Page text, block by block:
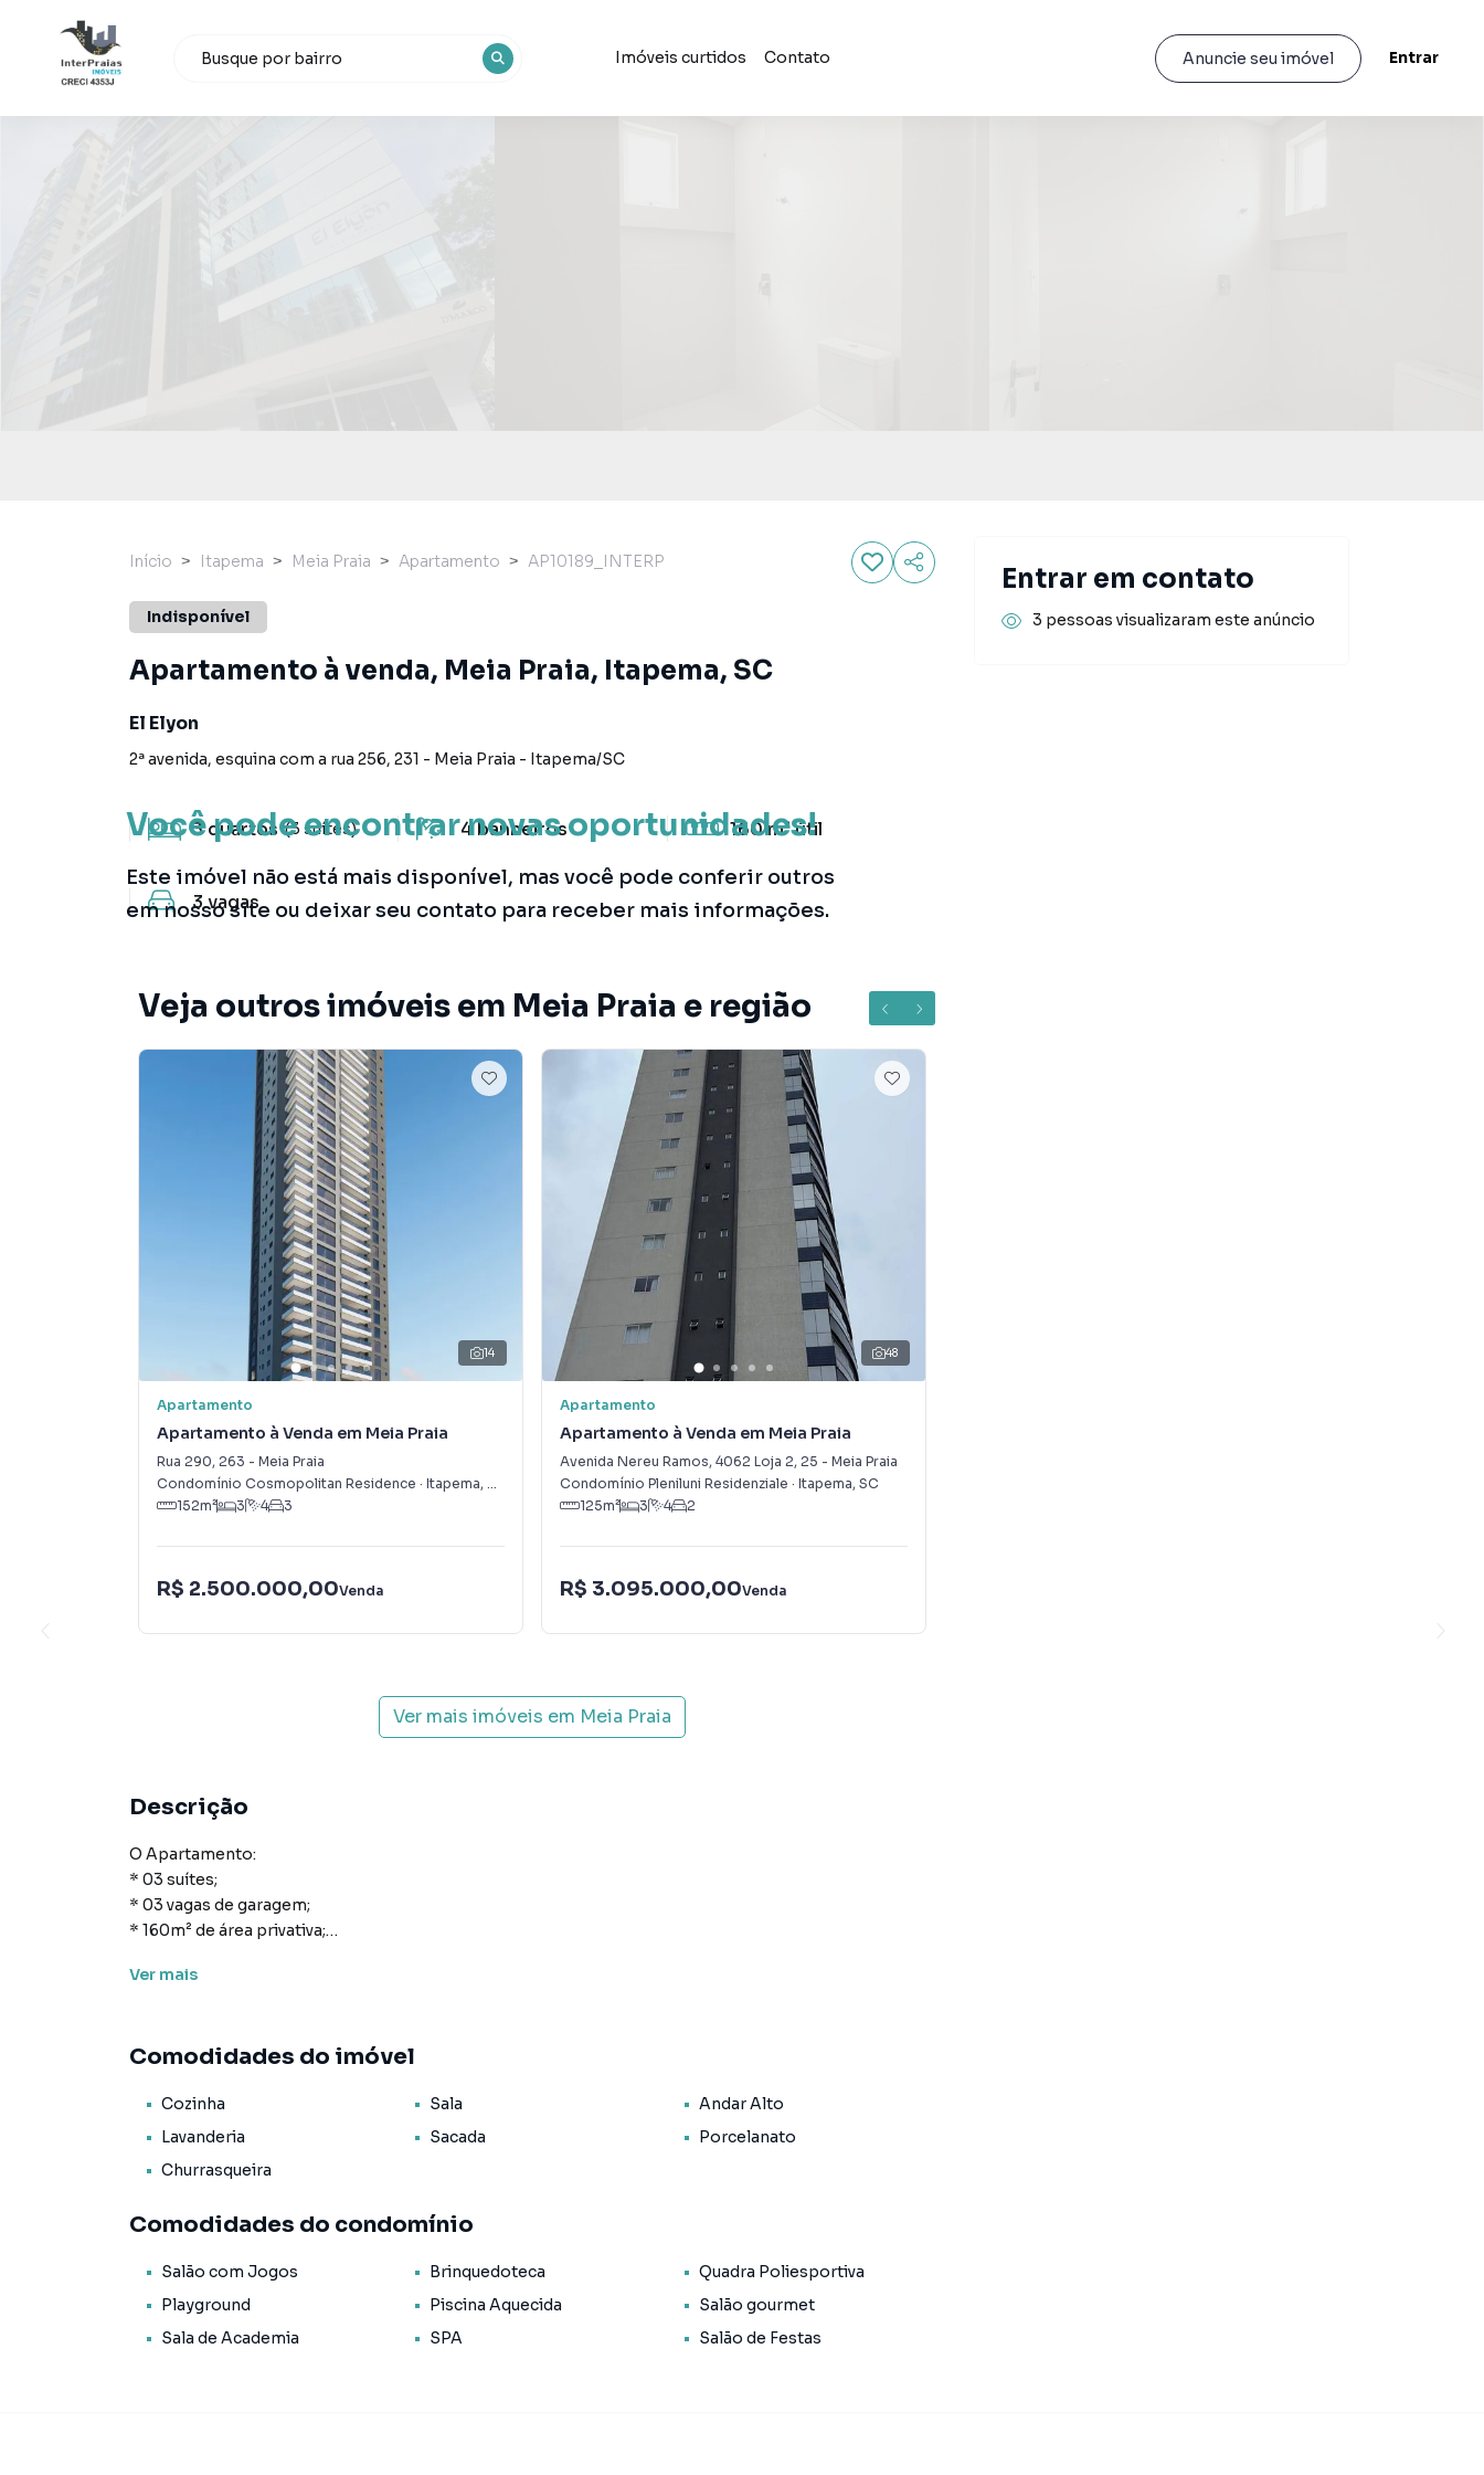
Imóveis curtidos Contato Anuncie seu imóvel Entrar
Você pode encontrar novas oportunidades!
Este imóvel não está mais disponível, mas você pode conferir outros
em nosso site ou deixar seu contato para receber mais informações.
Início Itapema Meia Praia Apartamento AP10189_INTERP
Indisponível
Apartamento à venda, Meia Praia, Itapema, SC
El Elyon
2ª avenida, esquina com a rua 256, 231 - Meia Praia - Itapema/SC
3 quartos (3 suítes) 4banheiros 160 m²útil
3vagas
Veja outros imóveis em Meia Praia e região
14
Apartamento
Apartamento à Venda em Meia Praia
Rua 290, 263 - Meia Praia
Condomínio Cosmopolitan Residence · Itapema, SC
152m² 3 4 3
R$ 2.500.000,00Venda
48
Apartamento
Apartamento à Venda em Meia Praia
Avenida Nereu Ramos, 4062 Loja 2, 25 - Meia Praia
Condomínio Pleniluni Residenziale · Itapema, SC
125m² 3 4 2
R$ 3.095.000,00Venda
Ver mais imóveis em Meia Praia
Descrição
O Apartamento:
* 03 suítes;
* 03 vagas de garagem;
* 160m² de área privativa;
* Área de serviço;
* Sacada com churrasqueira;
* Acabamento em gesso;
* Porcelanato.
O Empreendimento / Área de lazer:
* Academia;
* Sala de jogos;
* Spa;
* Sauna;
Ver mais
Comodidades do imóvel
Cozinha Sala
Andar Alto
Lavanderia
Sacada
Porcelanato
Churrasqueira
Comodidades do condomínio
Salão com Jogos Brinquedoteca
Quadra Poliesportiva
Playground
Piscina Aquecida
Salão gourmet
Sala de Academia
SPA Salão de Festas
Entrar em contato
3 pessoas visualizaram este anúncio